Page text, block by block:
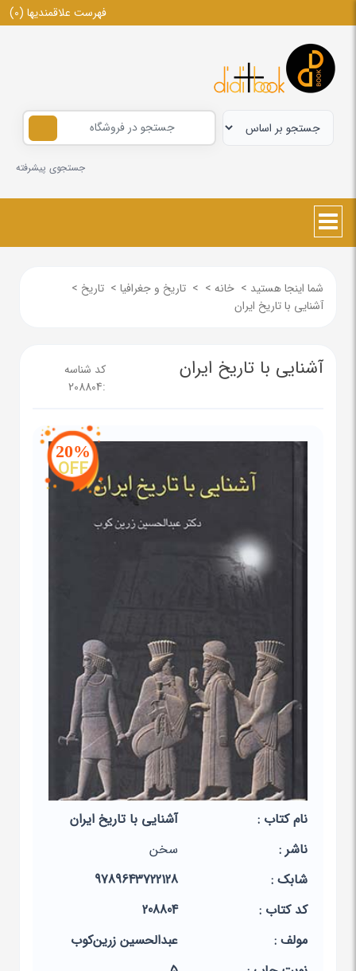
فهرست علاقمندیها (0)
جستجوی پیشرفته
شما اینجا هستید > خانه >
> تاریخ و جغرافیا > تاریخ >
آشنایی با تاریخ ایران
آشنایی با تاریخ ایران
کد شناسه
:
208804
20%
OFF
نام کتاب :
آشنایی با تاریخ ایران
ناشر :
سخن
شابک :
9789643722128
کد کتاب :
208804
مولف :
عبدالحسین زرین‌کوب